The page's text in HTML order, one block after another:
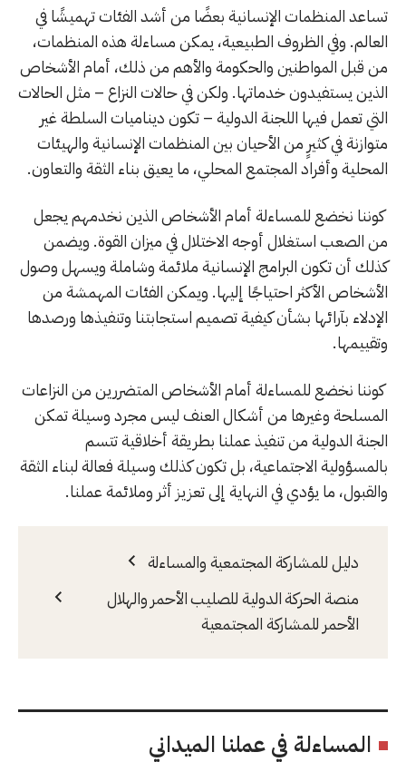
تساعد المنظمات الإنسانية بعضًا من أشد الفئات تهميشًا في
العالم. وفي الظروف الطبيعية، يمكن مساءلة هذه المنظمات،
من قبل المواطنين والحكومة والأهم من ذلك، أمام الأشخاص
الذين يستفيدون خدماتها. ولكن في حالات النزاع – مثل الحالات
التي تعمل فيها اللجنة الدولية – تكون ديناميات السلطة غير
متوازنة في كثيرٍ من الأحيان بين المنظمات الإنسانية والهيئات
المحلية وأفراد المجتمع المحلي، ما يعيق بناء الثقة والتعاون.
كوننا نخضع للمساءلة أمام الأشخاص الذين نخدمهم يجعل
من الصعب استغلال أوجه الاختلال في ميزان القوة. ويضمن
كذلك أن تكون البرامج الإنسانية ملائمة وشاملة ويسهل وصول
الأشخاص الأكثر احتياجًا إليها. ويمكن الفئات المهمشة من
الإدلاء بآرائها بشأن كيفية تصميم استجابتنا وتنفيذها ورصدها
وتقييمها.
كوننا نخضع للمساءلة أمام الأشخاص المتضررين من النزاعات
المسلحة وغيرها من أشكال العنف ليس مجرد وسيلة تمكن
الجنة الدولية من تنفيذ عملنا بطريقة أخلاقية تتسم
بالمسؤولية الاجتماعية، بل تكون كذلك وسيلة فعالة لبناء الثقة
والقبول، ما يؤدي في النهاية إلى تعزيز أثر وملائمة عملنا.
دليل للمشاركة المجتمعية والمساءلة
منصة الحركة الدولية للصليب الأحمر والهلال
الأحمر للمشاركة المجتمعية
المساءلة في عملنا الميداني